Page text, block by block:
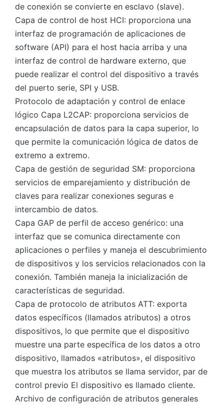
de conexión se convierte en esclavo (slave).
Capa de control de host HCI: proporciona una
interfaz de programación de aplicaciones de
software (API) para el host hacia arriba y una
interfaz de control de hardware externo, que
puede realizar el control del dispositivo a través
del puerto serie, SPI y USB.
Protocolo de adaptación y control de enlace
lógico Capa L2CAP: proporciona servicios de
encapsulación de datos para la capa superior, lo
que permite la comunicación lógica de datos de
extremo a extremo.
Capa de gestión de seguridad SM: proporciona
servicios de emparejamiento y distribución de
claves para realizar conexiones seguras e
intercambio de datos.
Capa GAP de perfil de acceso genérico: una
interfaz que se comunica directamente con
aplicaciones o perfiles y maneja el descubrimiento
de dispositivos y los servicios relacionados con la
conexión. También maneja la inicialización de
características de seguridad.
Capa de protocolo de atributos ATT: exporta
datos específicos (llamados atributos) a otros
dispositivos, lo que permite que el dispositivo
muestre una parte específica de los datos a otro
dispositivo, llamados «atributos», el dispositivo
que muestra los atributos se llama servidor, par de
control previo El dispositivo es llamado cliente.
Archivo de configuración de atributos generales